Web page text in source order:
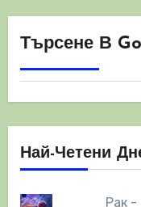
Търсене В
Най-Четени
Рак -